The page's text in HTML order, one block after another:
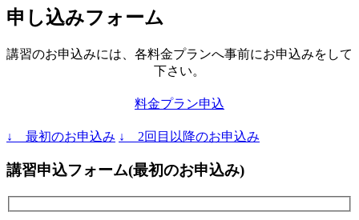
申し込みフォーム
講習のお申込みには、各料金プランへ事前にお申込みをして
下さい。
料金プラン申込
↓ 最初のお申込み ↓ 2回目以降のお申込み
講習申込フォーム(最初のお申込み)